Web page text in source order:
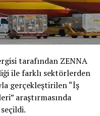
tarafından ZENNA
ile farklı sektörlerden
gerçekleştirilen “İş
araştırmasında